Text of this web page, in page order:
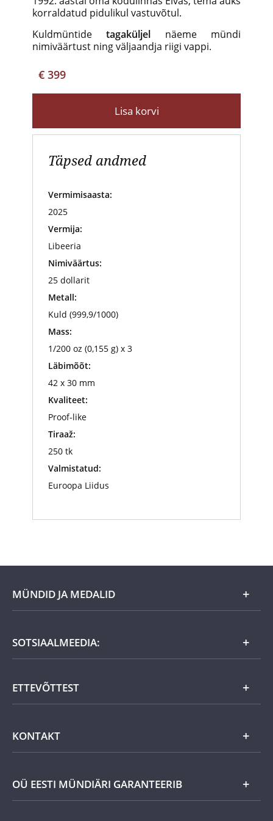
korraldatud pidulikul vastuvõtul.
Kuldmüntidetagaküljel näeme mündi
nimiväärtust ning väljaandja riigi vappi.
€ 399
Lisa korvi
Täpsed andmed
Vermimisaasta:
2025
Vermija:
Libeeria
Nimiväärtus:
25 dollarit
Metall:
Kuld (999,9/1000)
Mass:
1/200 oz (0,155 g) x 3
Läbimõõt:
42 x 30 mm
Kvaliteet:
Proof-like
Tiraaž:
250 tk
Valmistatud:
Euroopa Liidus
MÜNDID JA MEDALID
Kingiideed
Eesti tooted
Kuld
SOTSIAALMEEDIA:
ETTEVÕTTEST
KONTAKT
OÜ EESTI MÜNDIÄRI GARANTEERIB